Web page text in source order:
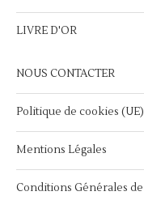
LIVRE D'OR
NOUS CONTACTER
Politique de cookies (UE)
Mentions Légales
Conditions Générales